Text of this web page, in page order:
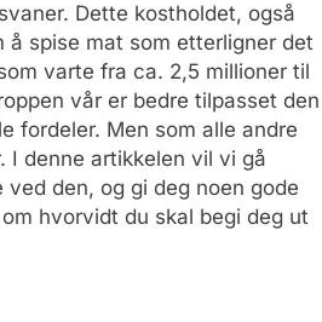
Dette kostholdet, også
å spise mat som etterligner det
varte fra ca. 2,5 millioner til
vår er bedre tilpasset den
fordeler. Men som alle andre
I denne artikkelen vil vi gå
den, og gi deg noen gode
hvorvidt du skal begi deg ut